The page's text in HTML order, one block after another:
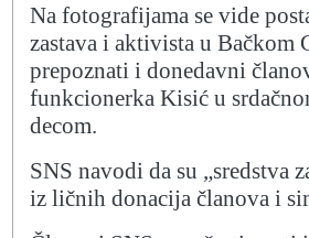
Na fotografijama se vide
zastava i aktivista u Bačkom
prepoznati i donedavni
funkcionerka Kisić u
decom.
SNS navodi da su „sredstva
iz ličnih donacija članova i